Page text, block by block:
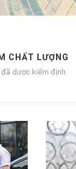
CHẤT LƯỢNG
dược kiểm định